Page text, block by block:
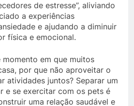
de estresse”, aliviando
a experiências
e ajudando a diminuir
física e emocional.
em que muitos
por que não aproveitar o
atividades juntos? Separar um
e se exercitar com os pets é
uma relação saudável e